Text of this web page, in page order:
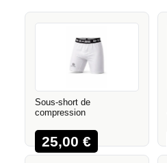
Sous-short de
compression
25,00€